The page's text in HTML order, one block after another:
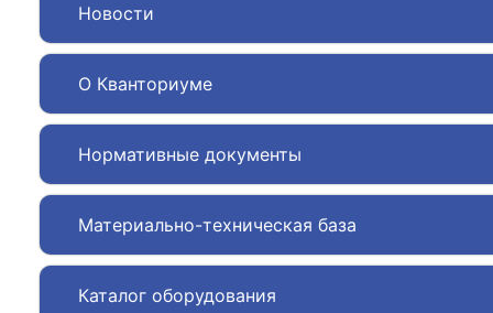
Новости
О Кванториуме
Нормативные документы
Материально-техническая база
Каталог оборудования